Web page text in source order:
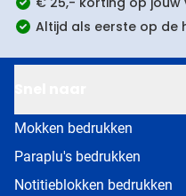
Altijd als eerste op de
Mokken bedrukken
Paraplu's bedrukken
Notitieblokken bedrukken